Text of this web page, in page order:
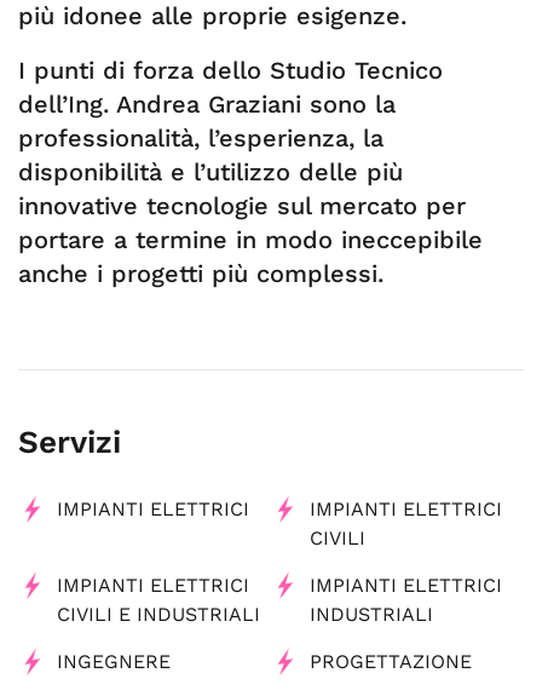
più idonee alle proprie esigenze.
I punti di forza dello Studio Tecnico
dell’Ing. Andrea Graziani sono la
professionalità, l’esperienza, la
disponibilità e l’utilizzo delle più
innovative tecnologie sul mercato per
portare a termine in modo ineccepibile
anche i progetti più complessi.
Servizi
IMPIANTI ELETTRICI
IMPIANTI ELETTRICI
CIVILI
IMPIANTI ELETTRICI
CIVILI E INDUSTRIALI
IMPIANTI ELETTRICI
INDUSTRIALI
INGEGNERE PROGETTAZIONE